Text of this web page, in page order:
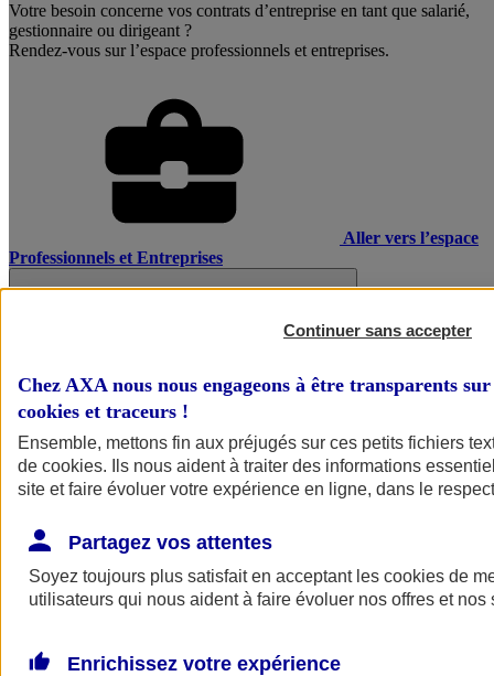
Votre besoin concerne vos contrats d’entreprise en tant que salarié,
gestionnaire ou dirigeant ?
Rendez-vous sur l’espace professionnels et entreprises.
Aller vers l’espace
Professionnels et Entreprises
Continuer sans accepter
Chez AXA nous nous engageons à être transparents
cookies et traceurs !
Ensemble, mettons fin aux préjugés sur ces petits fichiers
de cookies. Ils nous aident à traiter des informations
site et faire évoluer votre expérience en ligne, dans le
Partagez vos attentes
Soyez toujours plus satisfait en acceptant les cookies de
utilisateurs qui nous aident à faire évoluer nos offres et nos
Enrichissez votre expérience